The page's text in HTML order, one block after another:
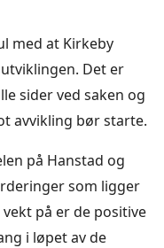
med at Kirkeby
Det er
sider ved saken og
avvikling bør starte.
på Hanstad og
som ligger
på er de positive
i løpet av de